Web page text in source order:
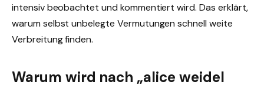
intensiv beobachtet und kommentiert wird. Das erklärt,
warum selbst unbelegte Vermutungen schnell weite
Verbreitung finden.
Warum wird nach „alice weidel